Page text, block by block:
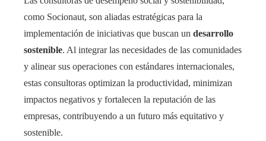
como Socionaut, son aliadas estratégicas para la
implementación de iniciativas que buscan un desarrollo
sostenible. Al integrar las necesidades de las comunidades
y alinear sus operaciones con estándares internacionales,
estas consultoras optimizan la productividad, minimizan
impactos negativos y fortalecen la reputación de las
empresas, contribuyendo a un futuro más equitativo y
sostenible.